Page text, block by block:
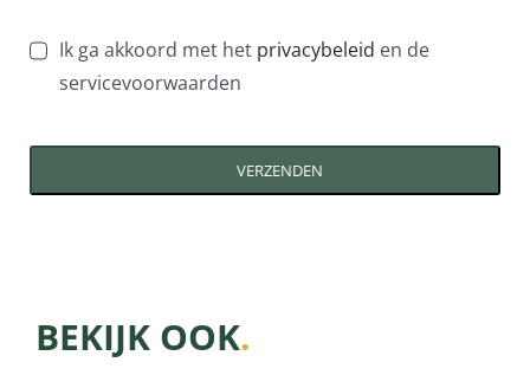
Ik ga akkoord met het privacybeleid en de
servicevoorwaarden
BEKIJK OOK.